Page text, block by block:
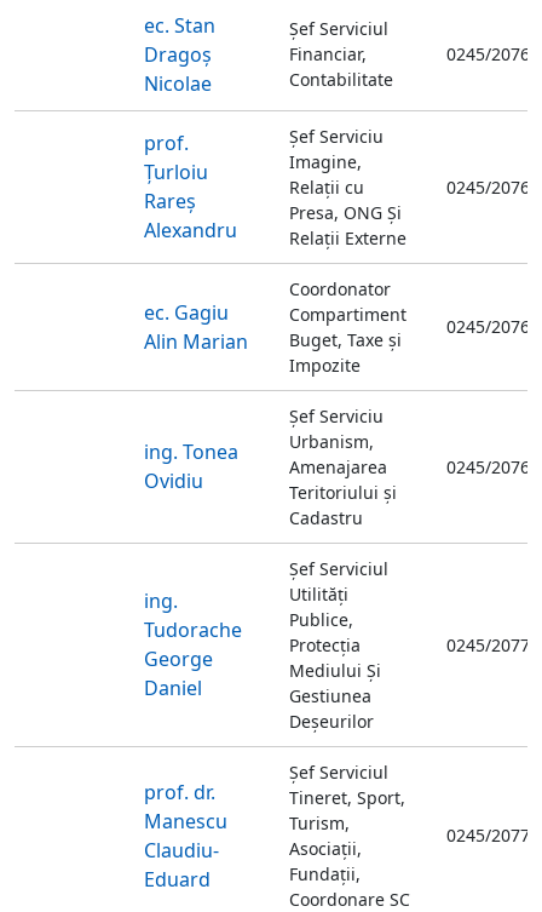
ec. Stan
Dragoș
Nicolae
Șef Serviciul
Financiar,
Contabilitate
0245/
prof.
Țurloiu
Rareș
Alexandru
Șef Serviciu
Imagine,
Relații cu
Presa, ONG Și
Relații Externe
0245/
ec. Gagiu
Alin Marian
Coordonator
Compartiment
Buget, Taxe și
Impozite
0245/
ing. Tonea
Ovidiu
Șef Serviciu
Urbanism,
Amenajarea
Teritoriului și
Cadastru
0245/
ing.
Tudorache
George
Daniel
Șef Serviciul
Utilități
Publice,
Protecția
Mediului Și
Gestiunea
Deșeurilor
0245/
prof. dr.
Manescu
Claudiu-
Eduard
Șef Serviciul
Tineret, Sport,
Turism,
Asociații,
Fundații,
Coordonare SC
0245/